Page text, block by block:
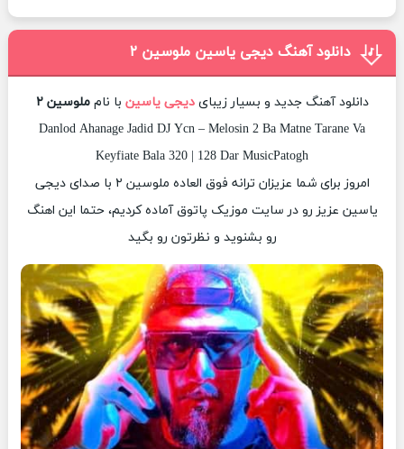
دانلود آهنگ دیجی یاسین ملوسین ۲
دانلود آهنگ جدید و بسیار زیبایدیجی یاسین با نامملوسین ۲
Danlod Ahanage Jadid DJ Ycn – Melosin 2 Ba Matne Tarane Va
Keyfiate Bala 320 | 128 Dar MusicPatogh
امروز برای شما عزیزان ترانه فوق العاده ملوسین ۲ با صدای دیجی
یاسین عزیز رو در سایت موزیک پاتوق آماده کردیم، حتما این اهنگ
رو بشنوید و نظرتون رو بگید